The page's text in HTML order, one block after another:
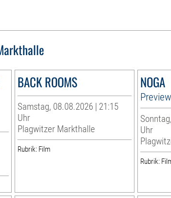
BACK ROOMS
Samstag, 08.08.2026 | 21:15
Uhr
Plagwitzer Markthalle
Rubrik: Film
NOGA
Preview
Uhr
Rubrik: